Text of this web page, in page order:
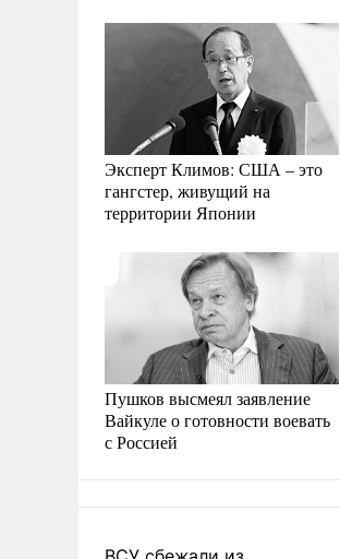
Эксперт Климов: США – это
гангстер, живущий на
территории Японии
Пушков высмеял заявление
Вайкуле о готовности воевать
с Россией